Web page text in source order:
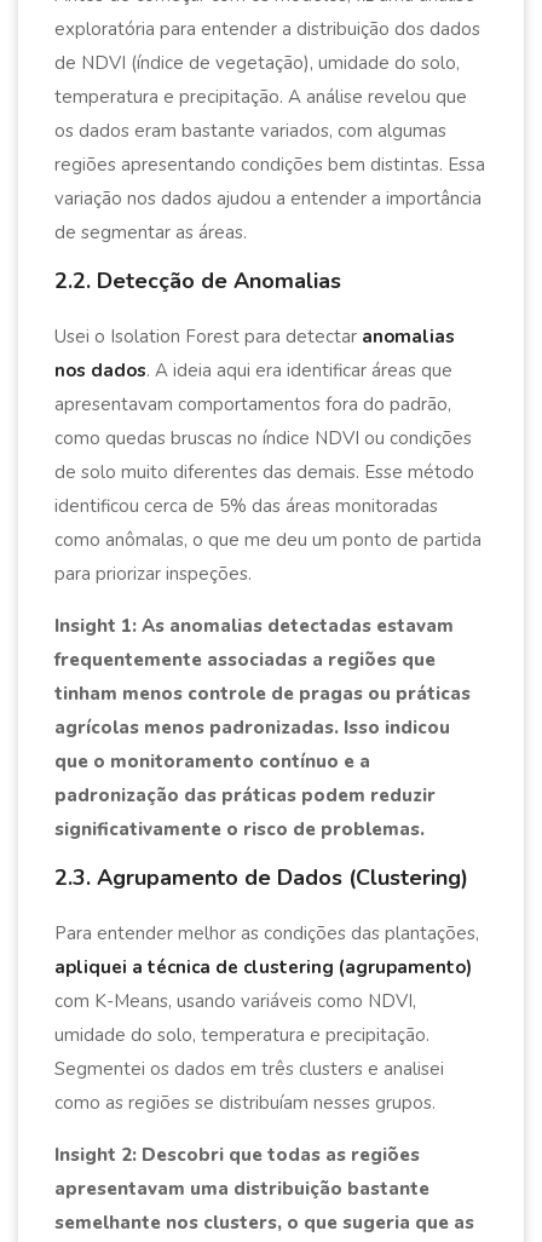
exploratória para entender a distribuição dos dados
de NDVI (índice de vegetação), umidade do solo,
temperatura e precipitação. A análise revelou que
os dados eram bastante variados, com algumas
regiões apresentando condições bem distintas. Essa
variação nos dados ajudou a entender a importância
de segmentar as áreas.
2.2. Detecção de Anomalias
Usei o Isolation Forest para detectar anomalias
nos dados. A ideia aqui era identificar áreas que
apresentavam comportamentos fora do padrão,
como quedas bruscas no índice NDVI ou condições
de solo muito diferentes das demais. Esse método
identificou cerca de 5% das áreas monitoradas
como anômalas, o que me deu um ponto de partida
para priorizar inspeções.
Insight 1: As anomalias detectadas estavam
frequentemente associadas a regiões que
tinham menos controle de pragas ou práticas
agrícolas menos padronizadas. Isso indicou
que o monitoramento contínuo e a
padronização das práticas podem reduzir
significativamente o risco de problemas.
2.3. Agrupamento de Dados (Clustering)
Para entender melhor as condições das plantações,
apliquei a técnica de clustering (agrupamento)
com K-Means, usando variáveis como NDVI,
umidade do solo, temperatura e precipitação.
Segmentei os dados em três clusters e analisei
como as regiões se distribuíam nesses grupos.
Insight 2: Descobri que todas as regiões
apresentavam uma distribuição bastante
semelhante nos clusters, o que sugeria que as